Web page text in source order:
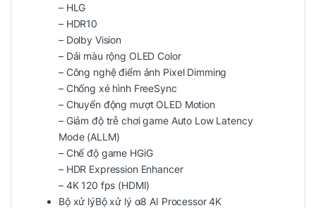
– HLG
– HDR10
– Dolby Vision
– Dải màu rộng OLED Color
– Công nghệ điểm ảnh Pixel Dimming
– Chống xé hình FreeSync
– Chuyển động mượt OLED Motion
– Giảm độ trễ chơi game Auto Low Latency
Mode (ALLM)
– Chế độ game HGiG
– HDR Expression Enhancer
– 4K 120 fps (HDMI)
Bộ xử lýBộ xử lý α8 AI Processor 4K